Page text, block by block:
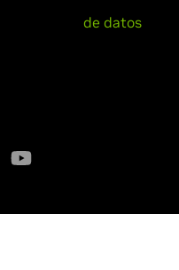
de datos